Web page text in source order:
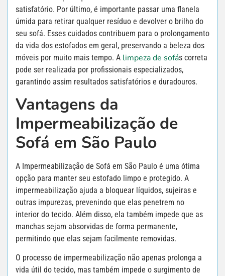
satisfatório. Por último, é importante passar uma flanela
úmida para retirar qualquer resíduo e devolver o brilho do
seu sofá. Esses cuidados contribuem para o prolongamento
da vida dos estofados em geral, preservando a beleza dos
móveis por muito mais tempo. A limpeza de sofás correta
pode ser realizada por profissionais especializados,
garantindo assim resultados satisfatórios e duradouros.
Vantagens da
Impermeabilização de
Sofá em São Paulo
A Impermeabilização de Sofá em São Paulo é uma ótima
opção para manter seu estofado limpo e protegido. A
impermeabilização ajuda a bloquear líquidos, sujeiras e
outras impurezas, prevenindo que elas penetrem no
interior do tecido. Além disso, ela também impede que as
manchas sejam absorvidas de forma permanente,
permitindo que elas sejam facilmente removidas.
O processo de impermeabilização não apenas prolonga a
vida útil do tecido, mas também impede o surgimento de